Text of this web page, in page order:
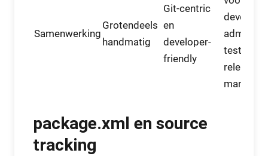
Samenwerking
Grotendeels
handmatig
Git-centric
en
developer-
friendly
admins,
testers
release
package.xml en source
tracking